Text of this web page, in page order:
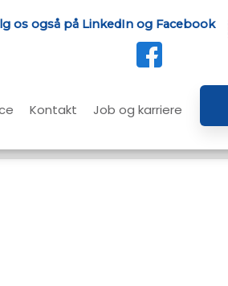
os også på LinkedIn og Facebook​​
Kontakt Job og karriere